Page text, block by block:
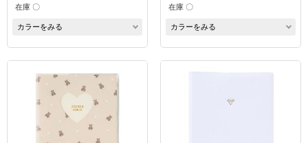
在庫 〇
カラーをみる
在庫 〇
カラーをみる